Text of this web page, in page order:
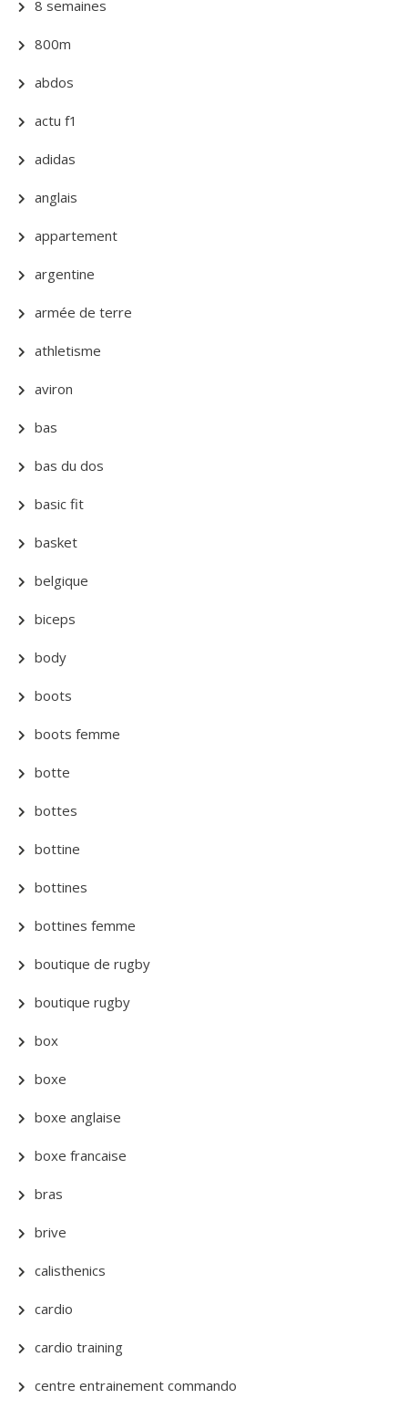
8 semaines
800m
abdos
actu f1
adidas
anglais
appartement
argentine
armée de terre
athletisme
aviron
bas
bas du dos
basic fit
basket
belgique
biceps
body
boots
boots femme
botte
bottes
bottine
bottines
bottines femme
boutique de rugby
boutique rugby
box
boxe
boxe anglaise
boxe francaise
bras
brive
calisthenics
cardio
cardio training
centre entrainement commando